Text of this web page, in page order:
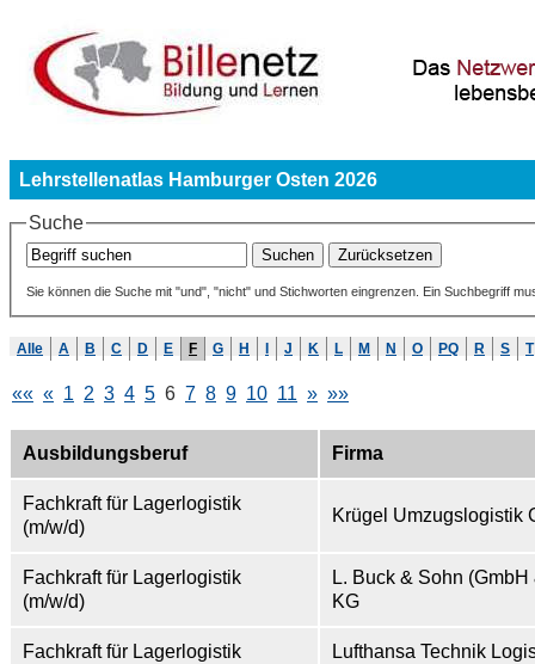
Lehrstellenatlas Hamburger Osten 2026
Suche
Sie können die Suche mit "und", "nicht" und Stichworten eingrenzen. Ein Suchbegriff
Alle A B C D E F G H J K L M N O PQ R S T
«« « 1 2 3 4 5 6 7 8 9 10 11 » »»
Ausbildungsberuf Firma
Fachkraft für Lagerlogistik
(m/w/d)
Krügel Umzugslogistik
Fachkraft für Lagerlogistik
(m/w/d)
L. Buck & Sohn (GmbH
KG
Fachkraft für Lagerlogistik
Lufthansa Technik